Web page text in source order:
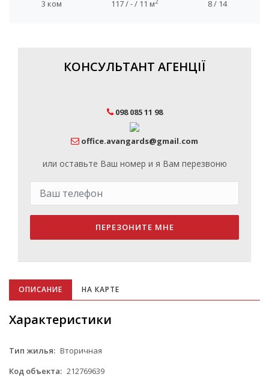
3 ком 117 / - / 11 м 8 / 14
КОНСУЛЬТАНТ АГЕНЦІЇ
098 085 11 98
office.avangards@gmail.com
или оставьте Ваш номер и я Вам перезвоню
ПЕРЕЗОНИТЕ МНЕ
ОПИСАНИЕ НА КАРТЕ
Характеристики
Тип жилья: Вторичная
Код объекта: 212769639